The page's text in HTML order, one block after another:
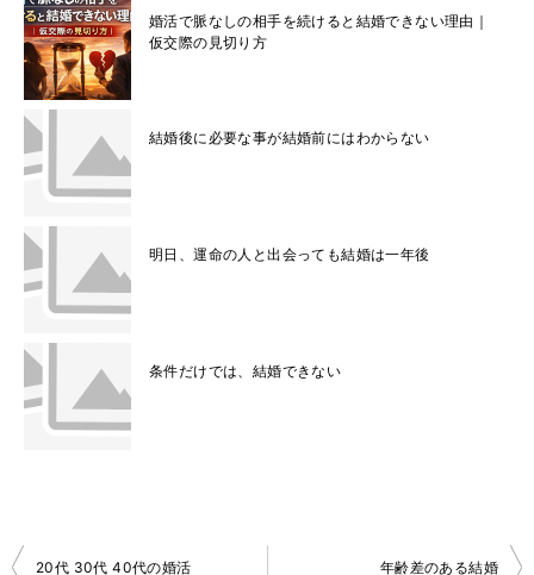
婚活で脈なしの相手を続けると結婚できない理由｜
仮交際の見切り方
結婚後に必要な事が結婚前にはわからない
明日、運命の人と出会っても結婚は一年後
条件だけでは、結婚できない
投
20代 30代 40代の婚活 年齢差のある結婚